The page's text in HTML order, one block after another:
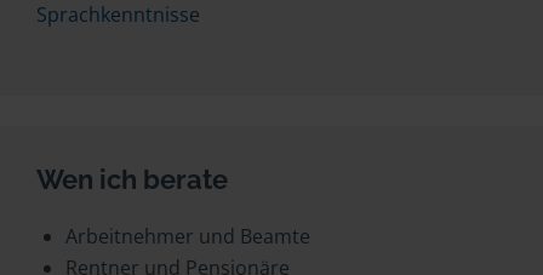
Sprachkenntnisse
Wen ich berate
Arbeitnehmer und Beamte
Rentner und Pensionäre